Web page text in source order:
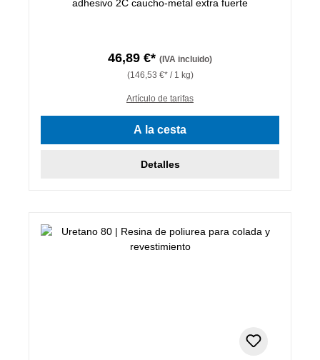
adhesivo 2C caucho-metal extra fuerte
46,89 €* (IVA incluido)
(146,53 €* / 1 kg)
Artículo de tarifas
A la cesta
Detalles